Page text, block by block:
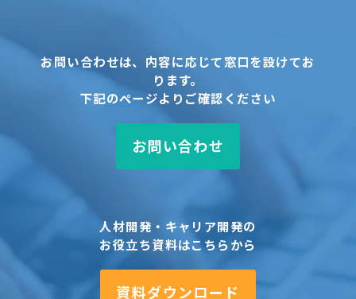
お問い合わせは、内容に応じて窓口を設けてお
ります。
下記のページよりご確認ください
お問い合わせ
人材開発・キャリア開発の
お役立ち資料はこちらから
資料ダウンロード